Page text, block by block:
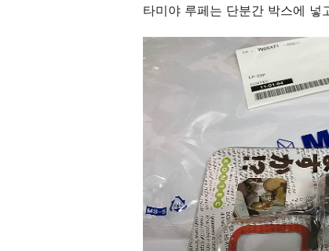
타미야 루페는 단분간 박스에 넣